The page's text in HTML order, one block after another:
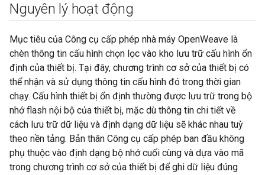
Nguyên lý hoạt động
Mục tiêu của Công cụ cấp phép nhà máy OpenWeave là
chèn thông tin cấu hình chọn lọc vào kho lưu trữ cấu hình ổn
định của thiết bị. Tại đây, chương trình cơ sở của thiết bị có
thể nhận và sử dụng thông tin cấu hình đó trong thời gian
chạy. Cấu hình thiết bị ổn định thường được lưu trữ trong bộ
nhớ flash nội bộ của thiết bị, mặc dù thông tin chi tiết về
cách lưu trữ dữ liệu và định dạng dữ liệu sẽ khác nhau tuỳ
theo nền tảng. Bản thân Công cụ cấp phép ban đầu không
phụ thuộc vào định dạng bộ nhớ cuối cùng và dựa vào mã
trong chương trình cơ sở của thiết bị để ghi dữ liệu đúng